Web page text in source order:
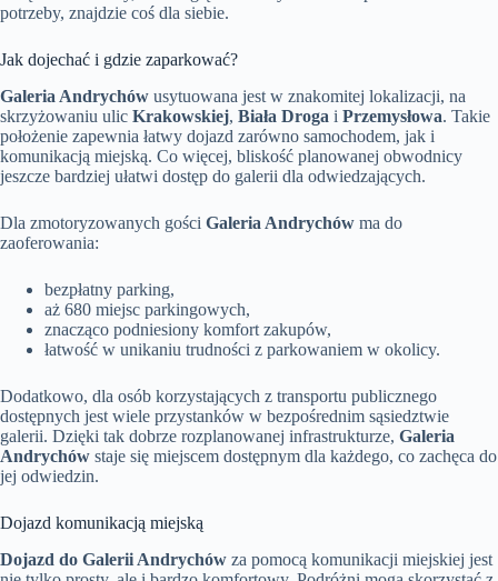
potrzeby, znajdzie coś dla siebie.
Jak dojechać i gdzie zaparkować?
Galeria Andrychów usytuowana jest w znakomitej lokalizacji, na
skrzyżowaniu ulic Krakowskiej, Biała Droga i Przemysłowa. Takie
położenie zapewnia łatwy dojazd zarówno samochodem, jak i
komunikacją miejską. Co więcej, bliskość planowanej obwodnicy
jeszcze bardziej ułatwi dostęp do galerii dla odwiedzających.
Dla zmotoryzowanych gości Galeria Andrychów ma do
zaoferowania:
bezpłatny parking,
aż 680 miejsc parkingowych,
znacząco podniesiony komfort zakupów,
łatwość w unikaniu trudności z parkowaniem w okolicy.
Dodatkowo, dla osób korzystających z transportu publicznego
dostępnych jest wiele przystanków w bezpośrednim sąsiedztwie
galerii. Dzięki tak dobrze rozplanowanej infrastrukturze, Galeria
Andrychów staje się miejscem dostępnym dla każdego, co zachęca do
jej odwiedzin.
Dojazd komunikacją miejską
Dojazd do Galerii Andrychów za pomocą komunikacji miejskiej jest